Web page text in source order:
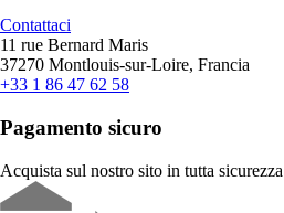
Contattaci
11 rue Bernard Maris
37270 Montlouis-sur-Loire, Francia
+33 1 86 47 62 58
Pagamento sicuro
Acquista sul nostro sito in tutta sicurezza